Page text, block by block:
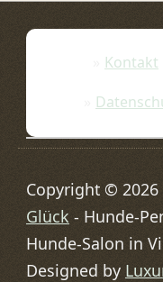
Kontakt
Copyright © 2026
Glück - Hunde-
Hunde-Salon in
Designed by